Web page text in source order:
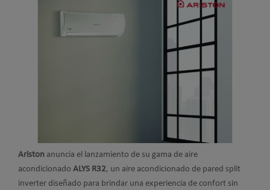
Ariston anuncia el lanzamiento de su gama de aire
acondicionado ALYS R32, un aire acondicionado de pared split
inverter diseñado para brindar una experiencia de confort sin